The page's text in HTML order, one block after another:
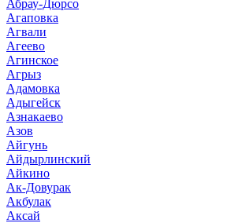
Абрау-Дюрсо
Агаповка
Агвали
Агеево
Агинское
Агрыз
Адамовка
Адыгейск
Азнакаево
Азов
Айгунь
Айдырлинский
Айкино
Ак-Довурак
Акбулак
Аксай